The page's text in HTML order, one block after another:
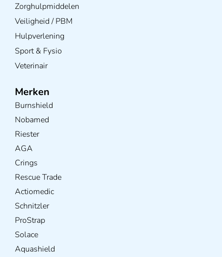
Zorghulpmiddelen
Veiligheid / PBM
Hulpverlening
Sport & Fysio
Veterinair
Merken
Burnshield
Nobamed
Riester
AGA
Crings
Rescue Trade
Actiomedic
Schnitzler
ProStrap
Solace
Aquashield